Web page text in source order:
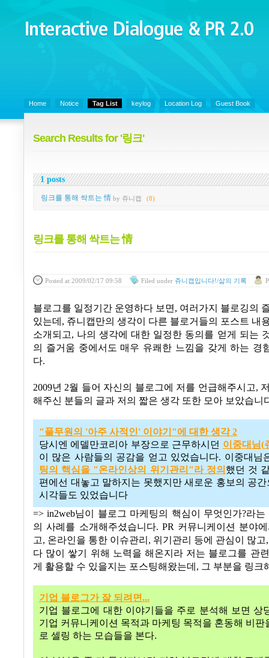
Interactive Dialogue &
PR 2.0
Home Notice Tag List keylog Location Log Guest Book
Search Results for '링크'
1 posts
링크를 통해 싹트는 情 by 쥬니캡 (8)
링크를 통해 싹트는 情
Posted at 2009/02/17 09:58 Filed under 쥬니캡입니다!/삶의 기록
블로그를 일정기간 운영하다 보면, 여러가지 블로깅의
있는데 , 쥬니캡만의 생각이 다른 블로거들의 포스트 내
소개되고, 나의 생각에 대한 일정한 동의를 얻게 되는
의 즐거움 중에서도 매우 유쾌한 느낌을 갖게 하는 경
다.
2009년 2월 들어 자신의 블로그에 저를 언급해주시고,
해주신 분들의 글과 저의 짧은 생각 또한 모아 보았습니
"풀무원의 '아주 사적인' 이야기"에 대한 생각 2
당시엔 에델만코리아 부장으로 근무하시던 이중대님(
이 많은 사람들의 공감을 얻고 있었습니다. 이중대님
팅의 핵심을 "온라인상의 위기관리"라 정의 했던 것
편에선 대놓고 말하지는 못했지만 새로운 홍보의 공
시각들도 있었습니다
=> in2web님이 블로그 마케팅의 핵심이 무엇인가?라
의 사례를 소개해주셨습니다. PR 커뮤니케이션 분야
고, 온라인을 통한 이슈관리, 위기관리 등에 관심이 많
다 많이 쌓기 위해 노력을 해온지라 저는 블로그를 관
게 활용할 수 있을지는 포스팅해왔는데, 그 부분을 링크
기업 블로그가 잘 되려면...
기업 블로그에 대한 이야기들을 주로 분석해 보면 상
기업 커뮤니케이션 목적과 마케팅 목적을 혼동해 비판
로 셀링 하는 모습들을 본다.